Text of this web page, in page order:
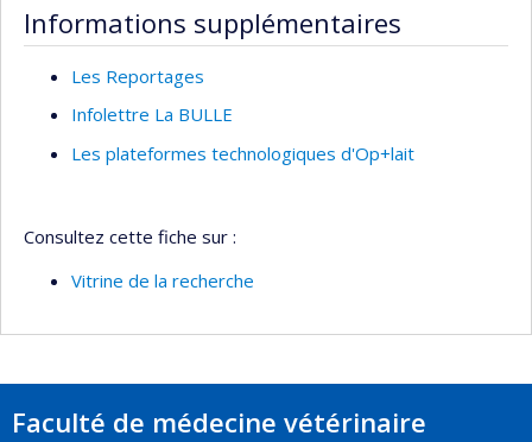
Informations supplémentaires
Les Reportages
Infolettre La BULLE
Les plateformes technologiques d'Op+lait
Consultez cette fiche sur :
Vitrine de la recherche
Faculté de médecine vétérinaire